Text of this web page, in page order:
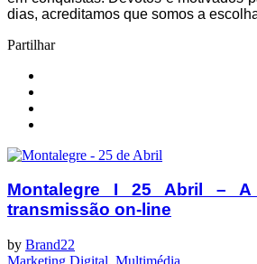
dias, acreditamos que somos a
Partilhar
Montalegre I 25 Abril – A
transmissão on-line
by Brand22